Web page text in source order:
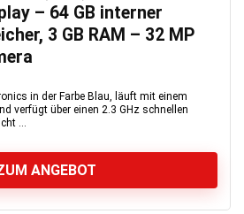
– 64 GB interner
3 GB RAM – 32 MP
in der Farbe Blau, läuft mit einem
verfügt über einen 2.3 GHz schnellen
...
ANGEBOT